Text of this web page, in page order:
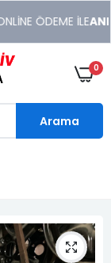
ÖDEME İLE
0
Arama